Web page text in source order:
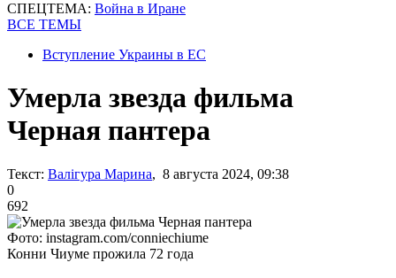
СПЕЦТЕМА: Война в Иране
ВСЕ ТЕМЫ
Вступление Украины в ЕС
Умерла звезда фильма
Черная пантера
Текст: Валігура Марина, 8 августа 2024, 09:38
0
692
Фото: instagram.com/conniechiume
Конни Чиуме прожила 72 года